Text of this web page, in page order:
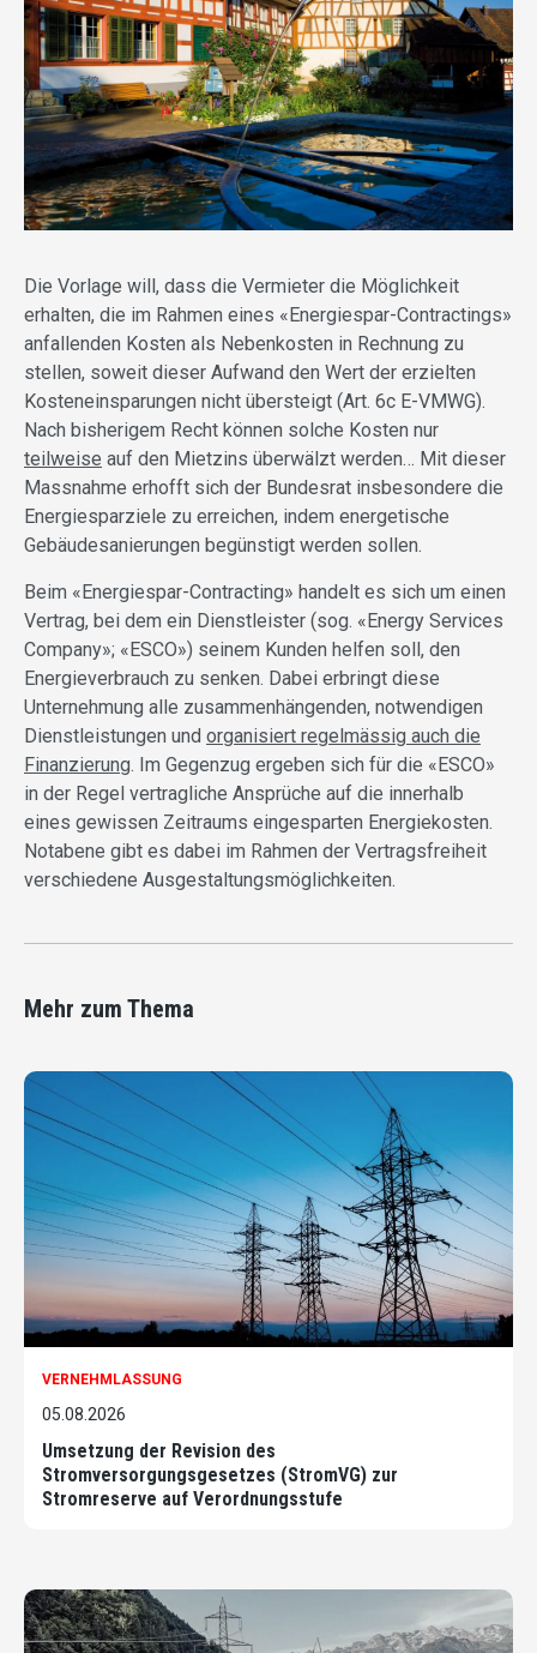
Die Vorlage will, dass die Vermieter die Möglichkeit
erhalten, die im Rahmen eines «Energiespar-Contractings»
anfallenden Kosten als Nebenkosten in Rechnung zu
stellen, soweit dieser Aufwand den Wert der erzielten
Kosteneinsparungen nicht übersteigt (Art. 6c E-VMWG).
Nach bisherigem Recht können solche Kosten nur
teilweise auf den Mietzins überwälzt werden… Mit dieser
Massnahme erhofft sich der Bundesrat insbesondere die
Energiesparziele zu erreichen, indem energetische
Gebäudesanierungen begünstigt werden sollen.
Beim «Energiespar-Contracting» handelt es sich um einen
Vertrag, bei dem ein Dienstleister (sog. «Energy Services
Company»; «ESCO») seinem Kunden helfen soll, den
Energieverbrauch zu senken. Dabei erbringt diese
Unternehmung alle zusammenhängenden, notwendigen
Dienstleistungen und organisiert regelmässig auch die
Finanzierung. Im Gegenzug ergeben sich für die «ESCO»
in der Regel vertragliche Ansprüche auf die innerhalb
eines gewissen Zeitraums eingesparten Energiekosten.
Notabene gibt es dabei im Rahmen der Vertragsfreiheit
verschiedene Ausgestaltungsmöglichkeiten.
Mehr zum Thema
VERNEHMLASSUNG
05.08.2026
Umsetzung der Revision des
Stromversorgungsgesetzes (StromVG) zur
Stromreserve auf Verordnungsstufe